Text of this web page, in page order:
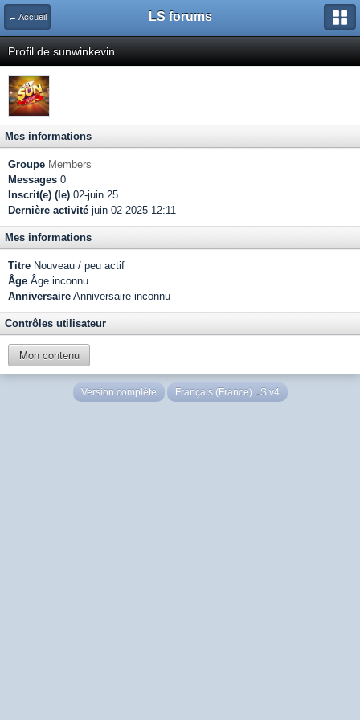
← Accueil LS forums
Profil de sunwinkevin
Mes informations
Groupe Members
Messages 0
Inscrit(e) (le) 02-juin 25
Dernière activité juin 02 2025 12:11
Mes informations
Titre Nouveau / peu actif
Âge Âge inconnu
Anniversaire Anniversaire inconnu
Contrôles utilisateur
Mon contenu
Version complète Français (France) LS v4